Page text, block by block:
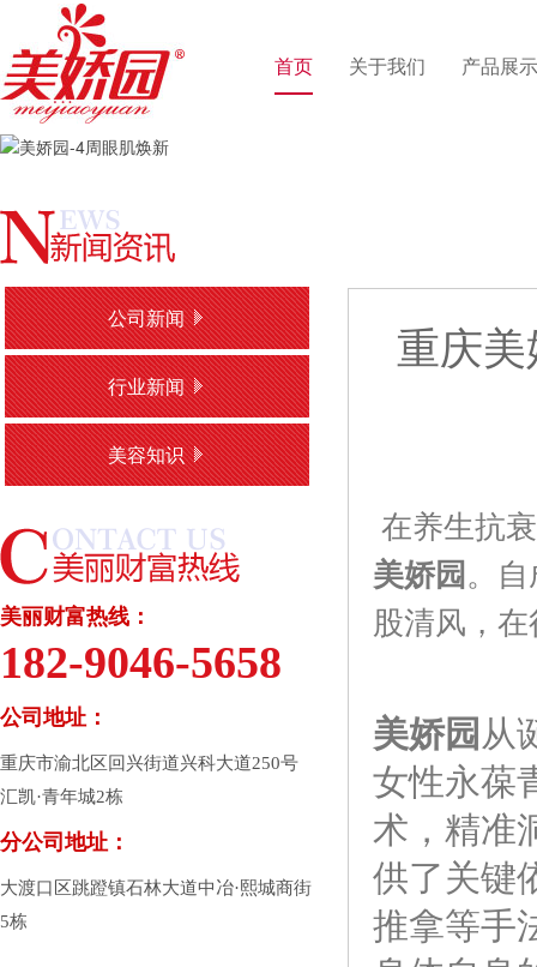
首页 关于我们 产品展示
公司新闻
行业新闻
美容知识
美丽财富热线：
182-9046-5658
公司地址：
重庆市渝北区回兴街道兴科大道250号
汇凯·青年城2栋
分公司地址：
大渡口区跳蹬镇石林大道中冶·熙城商街
5栋
重庆
在养生抗
美娇园 。
股清风，
美娇园 从
女性永葆
术，精准
供了关键
推拿等手